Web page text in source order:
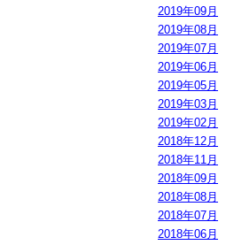
2019年09月
2019年08月
2019年07月
2019年06月
2019年05月
2019年03月
2019年02月
2018年12月
2018年11月
2018年09月
2018年08月
2018年07月
2018年06月